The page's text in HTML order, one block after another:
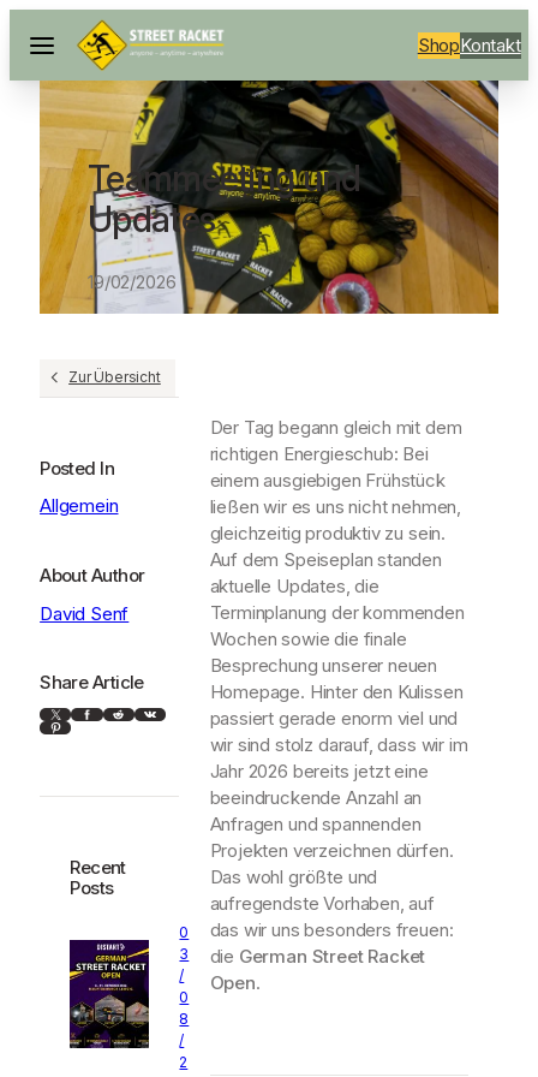
ShopKontakt
Teammeeting und
Updates
19/02/2026
Zur Übersicht
Der Tag begann gleich mit dem
richtigen Energieschub: Bei
einem ausgiebigen Frühstück
ließen wir es uns nicht nehmen,
gleichzeitig produktiv zu sein.
Auf dem Speiseplan standen
aktuelle Updates, die
Terminplanung der kommenden
Wochen sowie die finale
Besprechung unserer neuen
Homepage. Hinter den Kulissen
passiert gerade enorm viel und
wir sind stolz darauf, dass wir im
Jahr 2026 bereits jetzt eine
beeindruckende Anzahl an
Anfragen und spannenden
Projekten verzeichnen dürfen.
Das wohl größte und
aufregendste Vorhaben, auf
das wir uns besonders freuen:
die German Street Racket
Open.
Posted In
Allgemein
About Author
David Senf
Share Article
X
Facebook Reddit VK
Pinterest
Recent
Posts
0
3
/
0
8
/
2